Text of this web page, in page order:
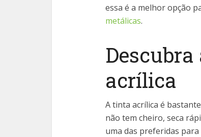
essa é a melhor opção
metálicas.
acrílica
A tinta acrílica é
não tem cheiro, seca
uma das preferidas